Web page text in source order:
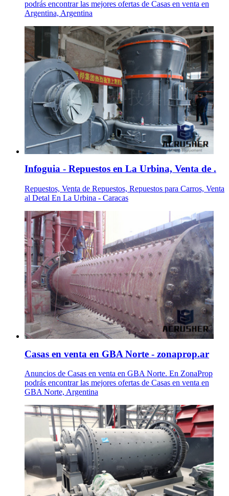
podrás encontrar las mejores ofertas de Casas en venta en
Argentina, Argentina
Infoguia - Repuestos en La Urbina, Venta de .
Repuestos, Venta de Repuestos, Repuestos para Carros, Venta
al Detal En La Urbina - Caracas
Casas en venta en GBA Norte - zonaprop.ar
Anuncios de Casas en venta en GBA Norte. En ZonaProp
podrás encontrar las mejores ofertas de Casas en venta en
GBA Norte, Argentina